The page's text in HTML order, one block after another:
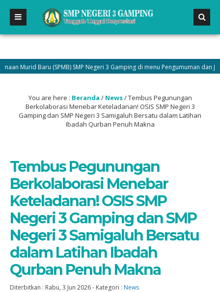
Baru (SPMB) SMP Negeri 3 Gamping di menu Pengumuman dan Jadilah
You are here : Beranda / News/Tembus Pegunungan
Berkolaborasi Menebar Keteladanan! OSIS SMP Negeri 3
Gamping dan SMP Negeri 3 Samigaluh Bersatu dalam Latihan
Ibadah Qurban Penuh Makna
Tembus Pegunungan
Berkolaborasi Menebar
Keteladanan! OSIS SMP
Negeri 3 Gamping dan SMP
Negeri 3 Samigaluh Bersatu
dalam Latihan Ibadah
Qurban Penuh Makna
Diterbitkan : Rabu, 3 Jun 2026- Kategori : News